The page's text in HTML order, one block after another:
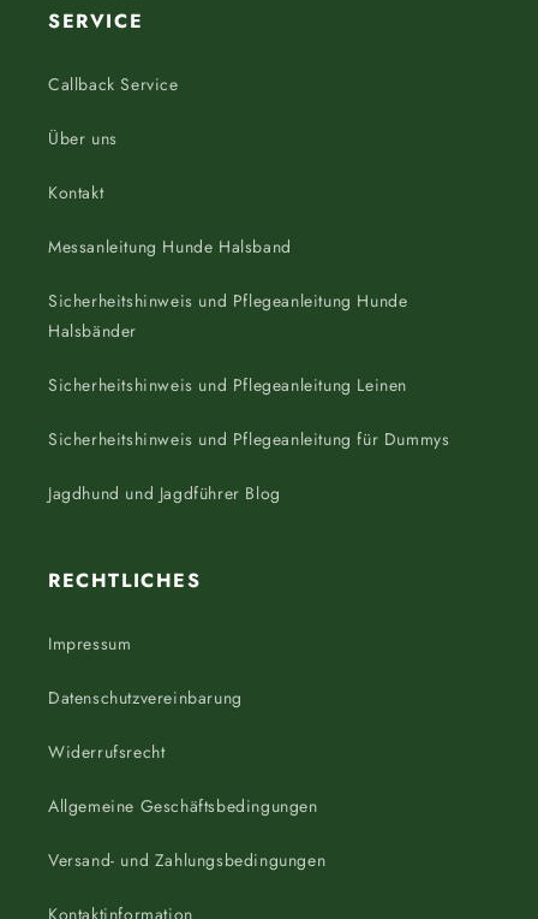
SERVICE
Callback Service
Über uns
Kontakt
Messanleitung Hunde Halsband
Sicherheitshinweis und Pflegeanleitung Hunde
Halsbänder
Sicherheitshinweis und Pflegeanleitung Leinen
Sicherheitshinweis und Pflegeanleitung für Dummys
Jagdhund und Jagdführer Blog
RECHTLICHES
Impressum
Datenschutzvereinbarung
Widerrufsrecht
Allgemeine Geschäftsbedingungen
Versand- und Zahlungsbedingungen
Kontaktinformation